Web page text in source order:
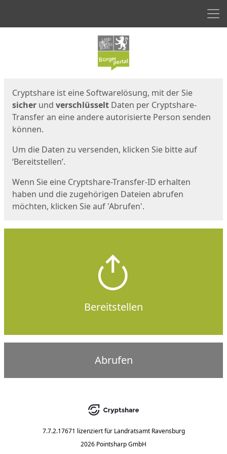
Cryptshare ist eine Softwarelösung, mit der Sie
sicher und verschlüsselt Daten per Cryptshare-
Transfer an eine andere autorisierte Person senden
können.
Um die Daten zu versenden, klicken Sie bitte auf
‘Bereitstellen’.
Wenn Sie eine Cryptshare-Transfer-ID erhalten
haben und die zugehörigen Dateien abrufen
möchten, klicken Sie auf 'Abrufen'.
Bereitstellen
Abrufen
7.7.2.17671 lizenziert für Landratsamt Ravensburg
2026 Pointsharp GmbH